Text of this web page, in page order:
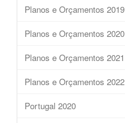
Planos e Orçamentos 2019
Planos e Orçamentos 2020
Planos e Orçamentos 2021
Planos e Orçamentos 2022
Portugal 2020